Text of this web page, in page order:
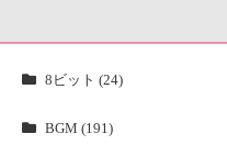
8ビット (24)
BGM (191)